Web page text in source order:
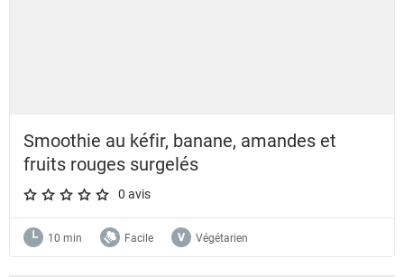
Smoothie au kéfir, banane, amandes et
fruits rouges surgelés
A star rating of 0 out of 5.
0 avis
10 min Facile Végétarien